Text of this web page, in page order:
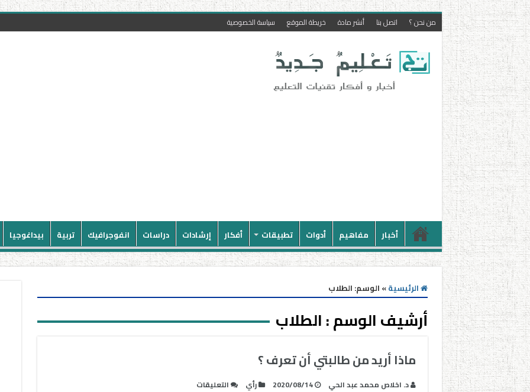
من نحن ؟ اتصل بنا أنشر مادة خريطة الموقع سياسة الخصوصية
أخبار مفاهيم أدوات تطبيقات أفكار إرشادات دراسات انفوجرافيك تربية بيداغوجيا
الرئيسية» الوسم: الطلاب
أرشيف الوسم :الطلاب
ماذا أريد من طالبتي أن تعرف ؟
د. اخلاص محمد عبد الحي 2020/08/14 رأي التعليقات